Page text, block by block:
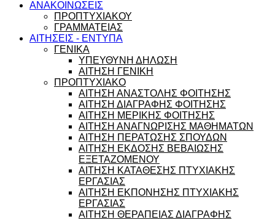
ΑΝΑΚΟΙΝΩΣΕΙΣ
ΠΡΟΠΤΥΧΙΑΚΟΥ
ΓΡΑΜΜΑΤΕΙΑΣ
ΑΙΤΗΣΕΙΣ - ΕΝΤΥΠΑ
ΓΕΝΙΚΑ
ΥΠΕΥΘΥΝΗ ΔΗΛΩΣΗ
ΑΙΤΗΣΗ ΓΕΝΙΚΗ
ΠΡΟΠΤΥΧΙΑΚΟ
ΑΙΤΗΣΗ ΑΝΑΣΤΟΛΗΣ ΦΟΙΤΗΣΗΣ
ΑΙΤΗΣΗ ΔΙΑΓΡΑΦΗΣ ΦΟΙΤΗΣΗΣ
ΑΙΤΗΣΗ ΜΕΡΙΚΗΣ ΦΟΙΤΗΣΗΣ
ΑΙΤΗΣΗ ΑΝΑΓΝΩΡΙΣΗΣ ΜΑΘΗΜΑΤΩΝ
ΑΙΤΗΣΗ ΠΕΡΑΤΩΣΗΣ ΣΠΟΥΔΩΝ
ΑΙΤΗΣΗ ΕΚΔΟΣΗΣ ΒΕΒΑΙΩΣΗΣ
ΕΞΕΤΑΖΟΜΕΝΟΥ
ΑΙΤΗΣΗ ΚΑΤΑΘΕΣΗΣ ΠΤΥΧΙΑΚΗΣ
ΕΡΓΑΣΙΑΣ
ΑΙΤΗΣΗ ΕΚΠΟΝΗΣΗΣ ΠΤΥΧΙΑΚΗΣ
ΕΡΓΑΣΙΑΣ
ΑΙΤΗΣΗ ΘΕΡΑΠΕΙΑΣ ΔΙΑΓΡΑΦΗΣ